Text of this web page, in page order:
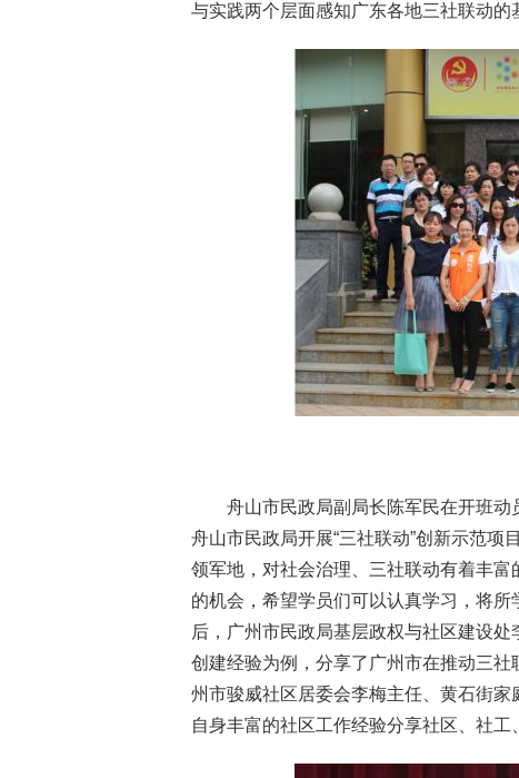
与实践两个层面感知广东各地三社联动的
舟山市民政局副局长陈军民在开班动
舟山市民政局开展“三社联动”创新示范
领军地，对社会治理、三社联动有着丰
的机会，希望学员们可以认真学习，将
后，广州市民政局基层政权与社区建设
创建经验为例，分享了广州市在推动三
州市骏威社区居委会李梅主任、黄石街
自身丰富的社区工作经验分享社区、社工